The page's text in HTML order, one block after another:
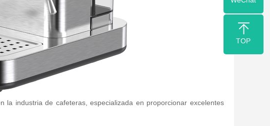
industria de cafeteras, especializada en proporcionar excelentes
TOP